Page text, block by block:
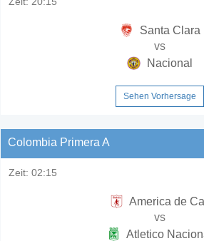
Santa Clara
vs
Nacional
Sehen Vorhersage
Colombia Primera A
Zeit: 02:15
America de
vs
Atletico